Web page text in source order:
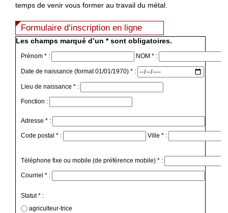
temps de venir vous former au travail du métal.
Formulaire d’inscription en ligne
Les champs marqué d’un * sont obligatoires.
Prénom * : NOM * :
Date de naissance (format 01/01/1970) * :
Lieu de naissance * :
Fonction :
Adresse * :
Code postal * : Ville * :
Téléphone fixe ou mobile (de préférence mobile) * :
Courriel * :
Statut * :
agriculteur-trice